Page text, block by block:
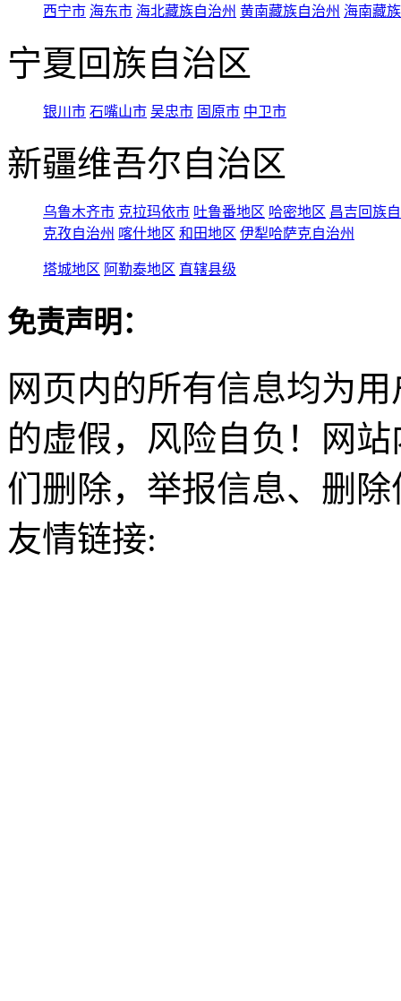
西宁市 海东市 海北藏族自治州 黄南藏族自治州 海南藏
宁夏回族自治区
银川市 石嘴山市 吴忠市 固原市 中卫市
新疆维吾尔自治区
乌鲁木齐市 克拉玛依市 吐鲁番地区 哈密地区 昌吉回族
克孜自治州 喀什地区 和田地区 伊犁哈萨克自治州
塔城地区 阿勒泰地区 直辖县级
免责声明：
网页内的所有信息均为
的虚假，风险自负！网
们删除，举报信息、删
友情链接: